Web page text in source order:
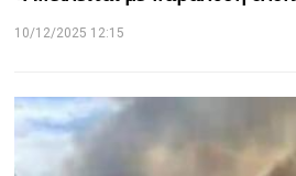
10/12/2025 12:15